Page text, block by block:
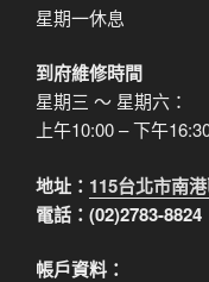
星期一休息
到府維修時間
星期三 ～ 星期六：
上午10:00 – 下午
地址： 115台北市南
電話：(02)2783-8824
帳戶資料：